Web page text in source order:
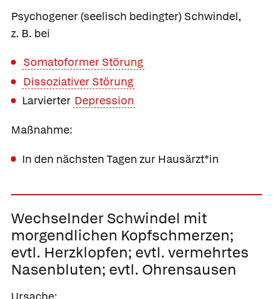
Psychogener (seelisch bedingter) Schwindel,
z. B. bei
Somatoformer Störung
Dissoziativer Störung
Larvierter Depression
Maßnahme:
In den nächsten Tagen zur Hausärzt*in
Wechselnder Schwindel mit
morgendlichen Kopfschmerzen;
evtl. Herzklopfen; evtl. vermehrtes
Nasenbluten; evtl. Ohrensausen